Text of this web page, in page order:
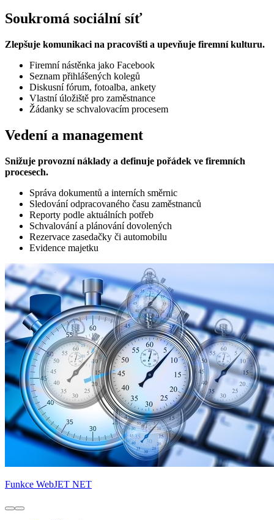
Soukromá sociální síť
Zlepšuje komunikaci na pracovišti a upevňuje firemní kulturu.
Firemní nástěnka jako Facebook
Seznam přihlášených kolegů
Diskusní fórum, fotoalba, ankety
Vlastní úložiště pro zaměstnance
Žádanky se schvalovacím procesem
Vedení a management
Snižuje provozní náklady a definuje pořádek ve firemních
procesech.
Správa dokumentů a interních směrnic
Sledování odpracovaného času zaměstnanců
Reporty podle aktuálních potřeb
Schvalování a plánování dovolených
Rezervace zasedačky či automobilu
Evidence majetku
Funkce WebJET NET